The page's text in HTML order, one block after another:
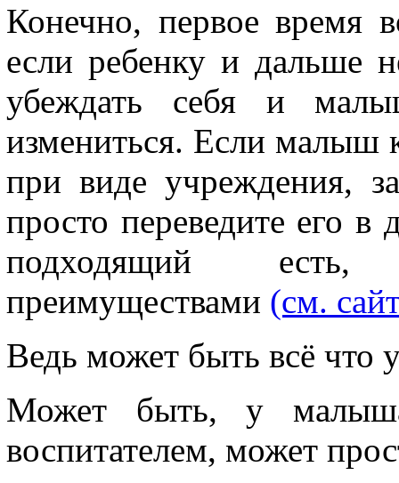
Конечно, первое время
если ребенку и дальше
убеждать себя и
измениться. Если малыш
при виде учреждения,
просто переведите его
подходящий есть,
преимуществами (см.
Ведь может быть всё что
Может быть, у
воспитателем, может